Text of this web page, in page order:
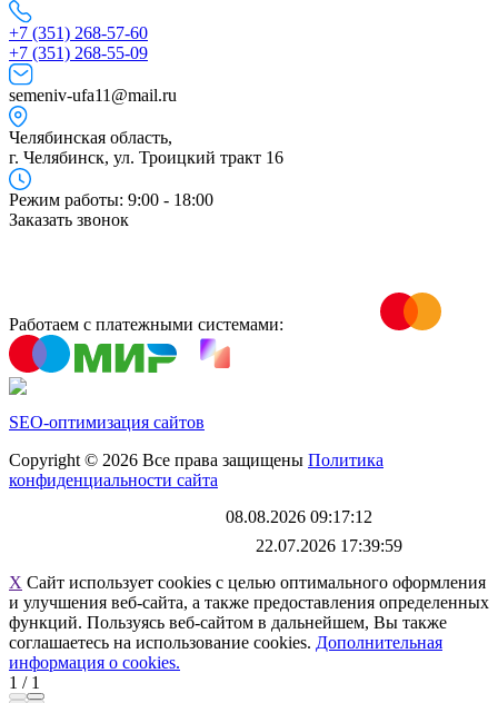
+7 (351) 268-57-60
+7 (351) 268-55-09
semeniv-ufa11@mail.ru
Челябинская область,
г. Челябинск, ул. Троицкий тракт 16
Режим работы: 9:00 - 18:00
Заказать звонок
Работаем с платежными системами:
SEO-оптимизация сайтов
Copyright © 2026 Все права защищены Политика
конфиденциальности сайта
08.08.2026 09:17:12
22.07.2026 17:39:59
X Сайт использует cookies с целью оптимального оформления
и улучшения веб-сайта, а также предоставления определенных
функций. Пользуясь веб-сайтом в дальнейшем, Вы также
соглашаетесь на использование cookies. Дополнительная
информация о cookies.
1 / 1